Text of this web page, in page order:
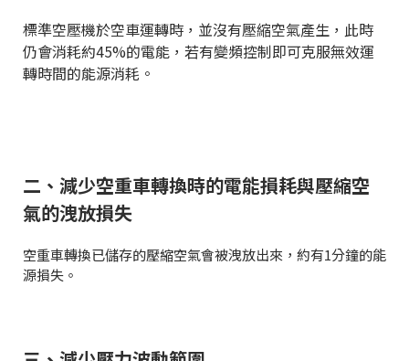
標準空壓機於空車運轉時，並沒有壓縮空氣產生，此時
仍會消耗約45%的電能，若有變頻控制即可克服無效運
轉時間的能源消耗。
二、減少空重車轉換時的電能損耗與壓縮空
氣的洩放損失
空重車轉換已儲存的壓縮空氣會被洩放出來，約有1分鐘的能
源損失。